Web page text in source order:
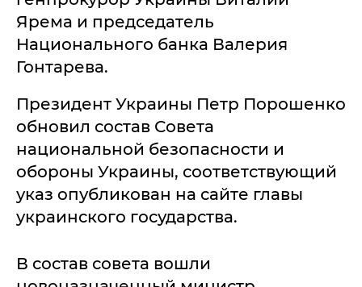
Ярема и председатель
Национального банка Валерия
Гонтарева.
Президент Украины Петр Порошенко
обновил состав Совета
национальной безопасности и
обороны Украины, соответствующий
указ опубликован на сайте главы
украинского государства.
В состав совета вошли